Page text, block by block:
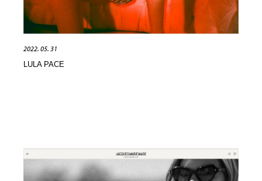
2022. 05. 31
LULA PACE